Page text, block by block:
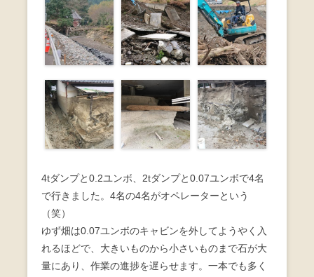
4tダンプと0.2ユンボ、2tダンプと0.07ユンボで4名
で行きました。4名の4名がオペレーターという
（笑）
ゆず畑は0.07ユンボのキャビンを外してようやく入
れるほどで、大きいものから小さいものまで石が大
量にあり、作業の進捗を遅らせます。一本でも多く